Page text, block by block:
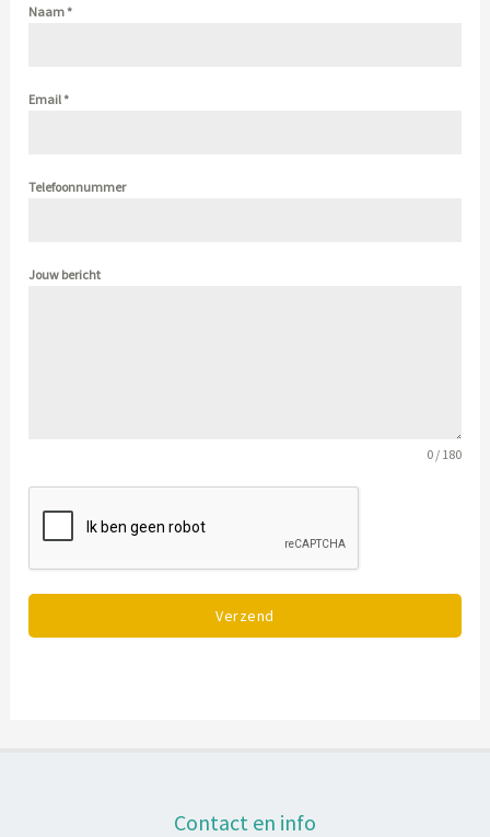
Naam *
Email *
Telefoonnummer
Jouw bericht
0 / 180
Verzend
Contact en info